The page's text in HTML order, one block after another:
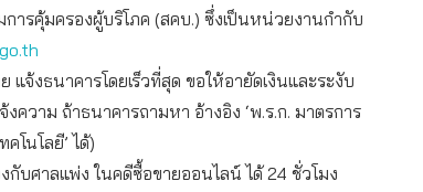
ารคุ้มครองผู้บริโภค (สคบ.) ซึ่งเป็นหน่วยงานกำกับ
จ้งธนาคารโดยเร็วที่สุด ขอให้อายัดเงินและระงับ
วาม ถ้าธนาคารถามหา อ้างอิง ‘พ.ร.ก. มาตรการ
โนโลยี’ ได้)
บศาลแพ่ง ในคดีซื้อขายออนไลน์ ได้ 24 ชั่วโมง